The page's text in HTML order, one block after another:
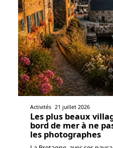
Activités 21 juillet 2026
Les plus beaux
bord de mer à ne
les photographes